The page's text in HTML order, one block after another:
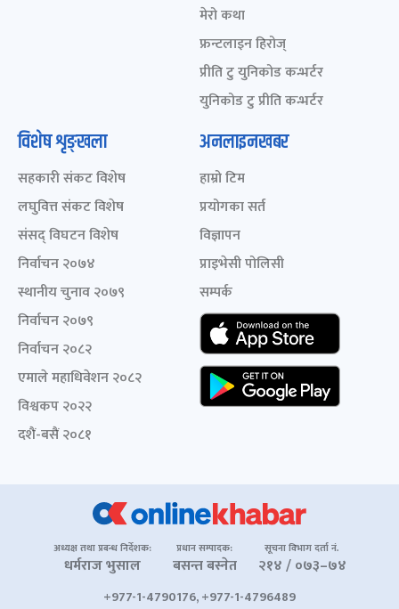
मेरो कथा
फ्रन्टलाइन हिरोज्
प्रीति टु युनिकोड कन्भर्टर
युनिकोड टु प्रीति कन्भर्टर
विशेष शृङ्खला
सहकारी संकट विशेष
लघुवित्त संकट विशेष
संसद् विघटन विशेष
निर्वाचन २०७४
स्थानीय चुनाव २०७९
निर्वाचन २०७९
निर्वाचन २०८२
एमाले महाधिवेशन २०८२
विश्वकप २०२२
दशैं-बसैं २०८१
अनलाइनखबर
हाम्रो टिम
प्रयोगका सर्त
विज्ञापन
प्राइभेसी पोलिसी
सम्पर्क
अध्यक्ष तथा प्रबन्ध निर्देशक:
धर्मराज भुसाल
प्रधान सम्पादक:
बसन्त बस्नेत
सूचना विभाग दर्ता नं.
२१४ / ०७३–७४
+977-1-4790176, +977-1-4796489